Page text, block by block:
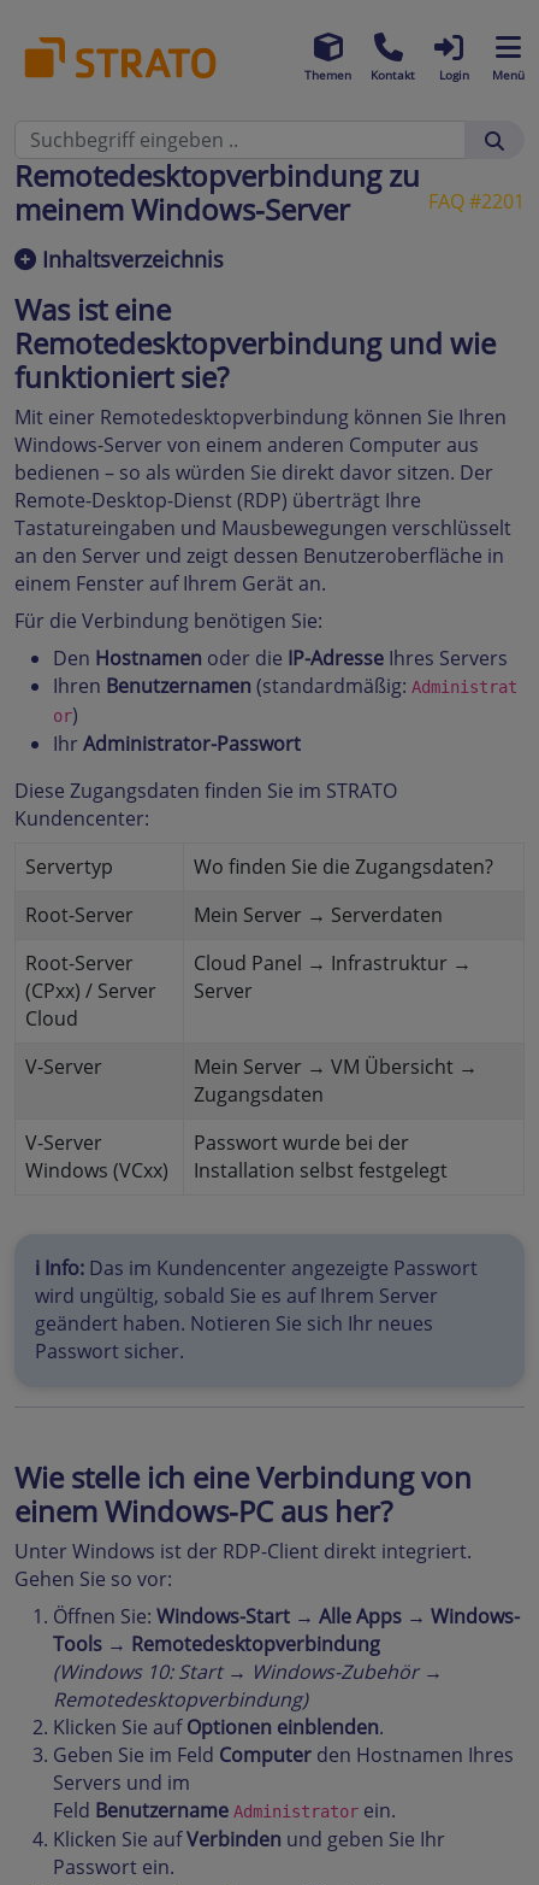
Themen Kontakt Login Menü
FAQ #2201
Remotedesktopverbindung zu
meinem Windows-Server
Inhaltsverzeichnis
Was ist eine
Remotedesktopverbindung und wie
funktioniert sie?
Mit einer Remotedesktopverbindung können Sie Ihren
Windows-Server von einem anderen Computer aus
bedienen – so als würden Sie direkt davor sitzen. Der
Remote-Desktop-Dienst (RDP) überträgt Ihre
Tastatureingaben und Mausbewegungen verschlüsselt
an den Server und zeigt dessen Benutzeroberfläche in
einem Fenster auf Ihrem Gerät an.
Für die Verbindung benötigen Sie:
Den Hostnamen oder die IP-Adresse Ihres Servers
Ihren Benutzernamen (standardmäßig: Administrat
or)
Ihr Administrator-Passwort
Diese Zugangsdaten finden Sie im STRATO
Kundencenter:
Servertyp
Wo finden Sie die Zugangsdaten?
Root-Server
Mein Server → Serverdaten
Root-Server
(CPxx) / Server
Cloud
Cloud Panel → Infrastruktur →
Server
V-Server
Mein Server → VM Übersicht →
Zugangsdaten
V-Server
Windows (VCxx)
Passwort wurde bei der
Installation selbst festgelegt
ℹ️ Info: Das im Kundencenter angezeigte Passwort
wird ungültig, sobald Sie es auf Ihrem Server
geändert haben. Notieren Sie sich Ihr neues
Passwort sicher.
Wie stelle ich eine Verbindung von
einem Windows-PC aus her?
Unter Windows ist der RDP-Client direkt integriert.
Gehen Sie so vor:
Öffnen Sie: Windows-Start → Alle Apps → Windows-
Tools → Remotedesktopverbindung
(Windows 10: Start → Windows-Zubehör →
Remotedesktopverbindung)
Klicken Sie aufOptionen einblenden.
Geben Sie im Feld Computer den Hostnamen Ihres
Servers und im
Feld Benutzername Administrator ein.
Klicken Sie aufVerbinden und geben Sie Ihr
Passwort ein.